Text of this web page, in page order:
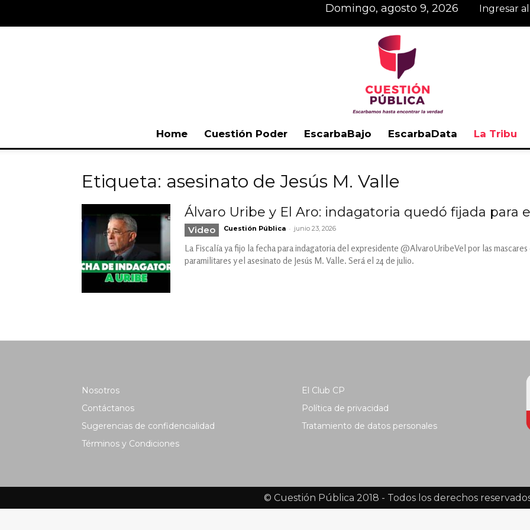
domingo, agosto 9, 2026 Ingresar
Home Cuestión Poder EscarbaBajo EscarbaData La Tribu
Etiqueta: asesinato de Jesús M. Valle
Álvaro Uribe y El Aro: indagatoria quedó fijada para
Video Cuestión Pública - junio 23, 2026
La Fiscalía ya fijo la fecha para indagatoria del expresidente @AlvaroUribeVel por las
paramilitares y el asesinato de Jesús M. Valle. Será el 24 de julio.
Nosotros
Contáctanos
Sugerencias de confidencialidad
Términos y Condiciones
El Club CP
Política de privacidad
Tratamiento de datos personales
© Cuestión Pública 2018 - Todos los derechos